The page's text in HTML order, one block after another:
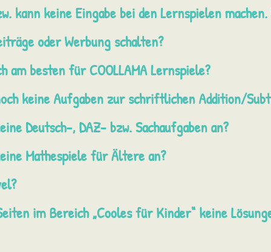
kann keine Eingabe bei den Lernspielen
oder Werbung schalten?
am besten für COOLLAMA Lernspiele?
keine Aufgaben zur schriftlichen Addition/
Deutsch-, DAZ- bzw. Sachaufgaben an?
Mathespiele für Ältere an?
im Bereich „Cooles für Kinder“ keine